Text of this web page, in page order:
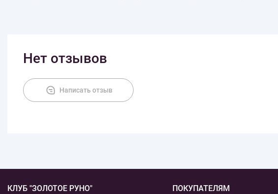
Нет отзывов
Написать отзыв
КЛУБ "ЗОЛОТОЕ РУНО" ПОКУПАТЕЛЯМ